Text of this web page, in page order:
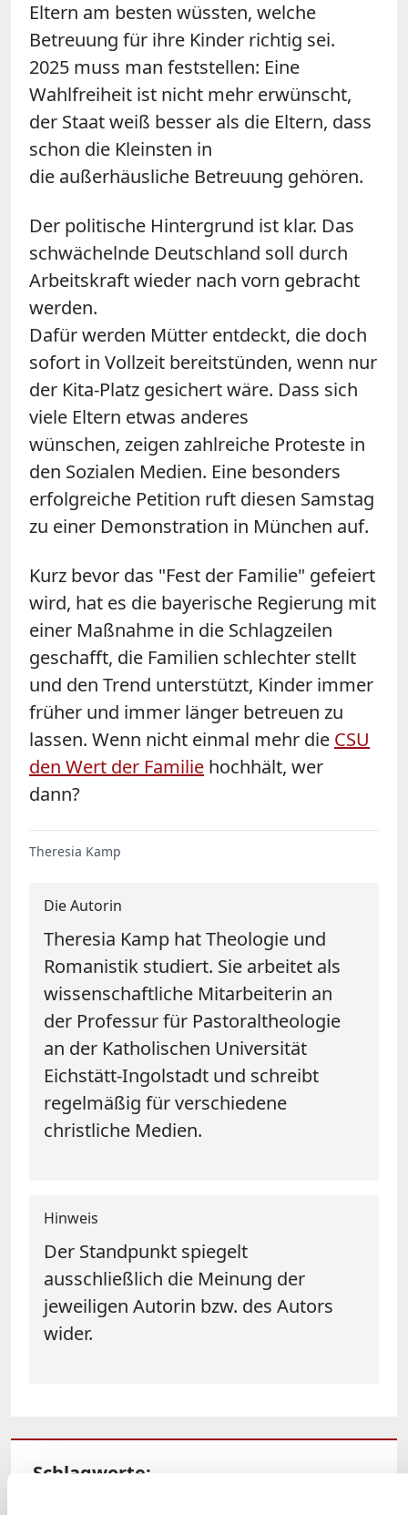
Eltern am besten wüssten, welche
Betreuung für ihre Kinder richtig sei.
2025 muss man feststellen: Eine
Wahlfreiheit ist nicht mehr erwünscht,
der Staat weiß besser als die Eltern, dass
schon die Kleinsten in
die außerhäusliche Betreuung gehören.
Der politische Hintergrund ist klar. Das
schwächelnde Deutschland soll durch
Arbeitskraft wieder nach vorn gebracht
werden.
Dafür werden Mütter entdeckt, die doch
sofort in Vollzeit bereitstünden, wenn nur
der Kita-Platz gesichert wäre. Dass sich
viele Eltern etwas anderes
wünschen, zeigen zahlreiche Proteste in
den Sozialen Medien. Eine besonders
erfolgreiche Petition ruft diesen Samstag
zu einer Demonstration in München auf.
Kurz bevor das "Fest der Familie" gefeiert
wird, hat es die bayerische Regierung mit
einer Maßnahme in die Schlagzeilen
geschafft, die Familien schlechter stellt
und den Trend unterstützt, Kinder immer
früher und immer länger betreuen zu
lassen. Wenn nicht einmal mehr die CSU
den Wert der Familie hochhält, wer
dann?
Theresia Kamp
Die Autorin
Theresia Kamp hat Theologie und
Romanistik studiert. Sie arbeitet als
wissenschaftliche Mitarbeiterin an
der Professur für Pastoraltheologie
an der Katholischen Universität
Eichstätt-Ingolstadt und schreibt
regelmäßig für verschiedene
christliche Medien.
Hinweis
Der Standpunkt spiegelt
ausschließlich die Meinung der
jeweiligen Autorin bzw. des Autors
wider.
Schlagworte: